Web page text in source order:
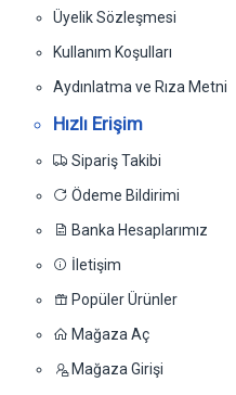
Üyelik Sözleşmesi
Kullanım Koşulları
Aydınlatma ve Rıza Metni
Hızlı Erişim
Sipariş Takibi
Ödeme Bildirimi
Banka Hesaplarımız
İletişim
Popüler Ürünler
Mağaza Aç
Mağaza Girişi